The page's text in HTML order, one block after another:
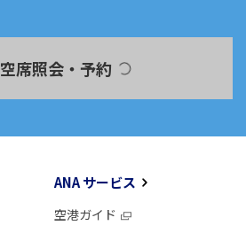
空席照会・予約
ANA サービス
空港ガイド